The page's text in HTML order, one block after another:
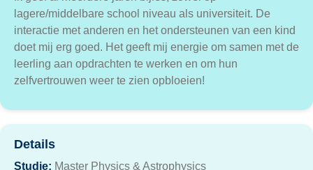
lagere/middelbare school niveau als universiteit. De
interactie met anderen en het ondersteunen van een kind
doet mij erg goed. Het geeft mij energie om samen met de
leerling aan opdrachten te werken en om hun
zelfvertrouwen weer te zien opbloeien!
Details
Studie: Master Physics & Astrophysics